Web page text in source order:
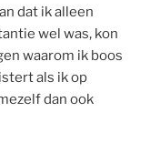
dat ik alleen
wel was, kon
waarom ik boos
als ik op
dan ook